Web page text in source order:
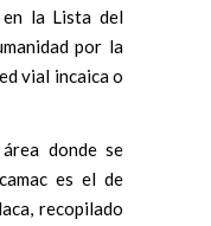
la Lista del
por la
vial incaica o
donde se
es el de
recopilado